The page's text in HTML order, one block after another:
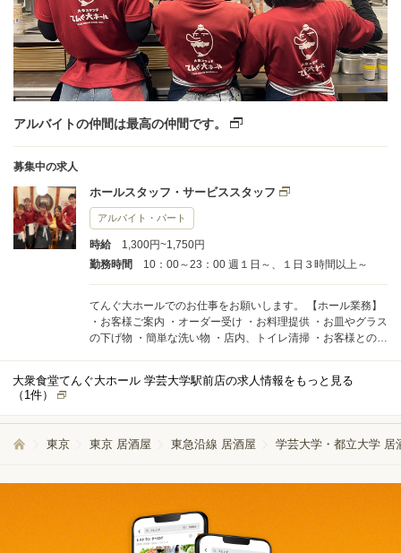
アルバイトの仲間は最高の仲間です。
募集中の求人
ホールスタッフ・サービススタッフ
アルバイト・パート
時給
1,300円~1,750円
勤務時間
10：00～23：00 週１日～、１日３時間以上～
てんぐ大ホールでのお仕事をお願いします。 【ホール業務】
・お客様ご案内 ・オーダー受け ・お料理提供 ・お皿やグラス
の下げ物 ・簡単な洗い物 ・店内、トイレ清掃 ・お客様との会
のお仕事も同時募集 【キッチン業務】 ・検品、格納 ・仕込み
ター作業（デザート作り） ・調理場内清掃 ・その他
大衆食堂てんぐ大ホール 学芸大学駅前店の求人情報をもっと見る
（ 1件）
東京 東京 居酒屋 東急沿線 居酒屋 学芸大学・都立大学 居